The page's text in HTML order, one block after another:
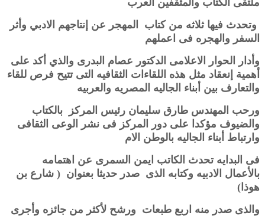
ملتقى الكتاب والمثقفين العرب
وتحدث فيها ثلاثه من كتاب المهجر عن إنتاجهم الادبي وأثر
السفر والهجره فى اعملهم
وأدار الحوار الاعلامى الدكتور عصام البدرى والذي أكد على
أهمية إنعقاد مثل هذه اللقاءات الثقافيه التى تتيح فرص للقاء
والتعارف بين أبناء الجاليه المصريه والعربيه
ورحب المهندس طارق سليمان رئيس المركز بالكتاب
والضيوف مؤكدا على دور المركز فى نشر الوعى الثقافى
وارتباط أبناء الجاليه بالوطن الام
فى البدايه تحدث الكاتب ايمن السمرى عن اهتمامه
بالأعمال الادبيه وكتابه الذى صدر حديثا بعنوان ( شارع بن
هوذا)
والذى صدر منه اربع طبعات ورشح لأكثر من جائزه وأجرى